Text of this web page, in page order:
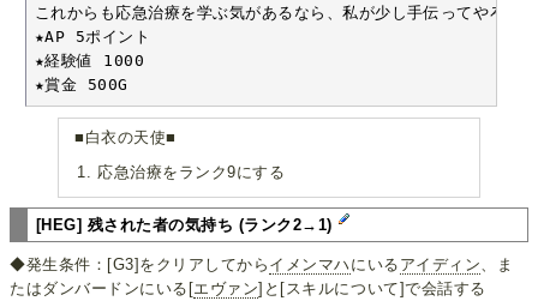
これからも応急治療を学ぶ気があるなら、私が少し手伝ってやろ
★AP 5ポイント
★経験値 1000
★賞金 500G
■白衣の天使■
応急治療をランク9にする
[HEG] 残された者の気持ち (ランク2→1)
◆発生条件：[G3]をクリアしてから イメンマハ にいる アイディン 、ま
たはダンバードンにいる[エヴァン]と[スキルについて]で会話する